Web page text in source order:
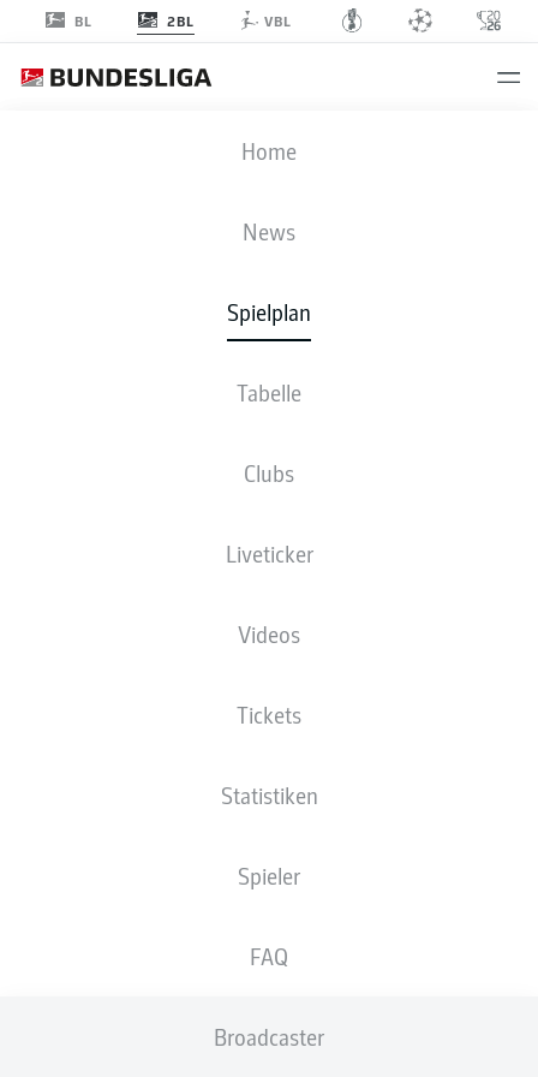
BL 2BL VBL
Home
News
Spielplan
Tabelle
Clubs
Liveticker
Videos
Tickets
Statistiken
Spieler
FAQ
Broadcaster
WOB
AUFSTELLUNGEN
0 0